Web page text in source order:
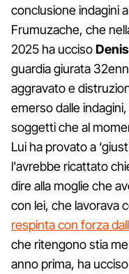
conclusione indagini
Frumuzache, che
2025 ha ucciso
guardia giurata
aggravato e
emerso dalle
soggetti che al
Lui ha provato a
l'avrebbe ricattato
dire alla moglie che
con lei, che lavorava
respinta con forza
che ritengono stia
anno prima, ha